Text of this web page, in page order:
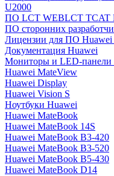
U2000
ПО LCT WEBLCT TCAT
ПО сторонних
Лицензии для ПО Huawei
Документация Huawei
Мониторы и LED-панели
Huawei MateView
Huawei Display
Huawei Vision S
Ноутбуки Huawei
Huawei MateBook
Huawei MateBook 14S
Huawei MateBook B3-420
Huawei MateBook B3-520
Huawei MateBook B5-430
Huawei MateBook D14